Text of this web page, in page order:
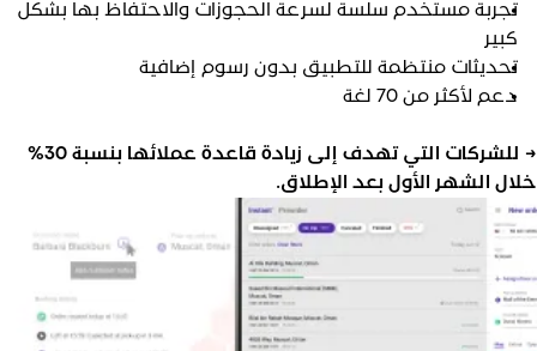
تجربة مستخدم سلسة لسرعة الحجوزات والاحتفاظ بها بشكل
كبير
تحديثات منتظمة للتطبيق بدون رسوم إضافية
دعم لأكثر من 70 لغة
للشركات التي تهدف إلى زيادة قاعدة عملائها بنسبة 30%
الشهر الأول بعد الإطلاق.